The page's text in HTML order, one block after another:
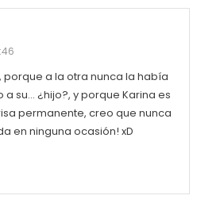
porque a la otra nunca la había
a su… ¿hijo?, y porque Karina es
permanente, creo que nunca
en ninguna ocasión! xD